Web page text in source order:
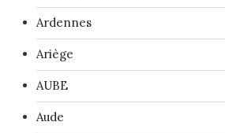
Ardennes
Ariège
AUBE
Aude